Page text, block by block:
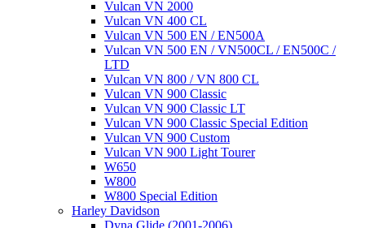
Vulcan VN 2000
Vulcan VN 400 CL
Vulcan VN 500 EN / EN500A
Vulcan VN 500 EN / VN500CL / EN500C /
LTD
Vulcan VN 800 / VN 800 CL
Vulcan VN 900 Classic
Vulcan VN 900 Classic LT
Vulcan VN 900 Classic Special Edition
Vulcan VN 900 Custom
Vulcan VN 900 Light Tourer
W650
W800
W800 Special Edition
Harley Davidson
Dyna Glide (2001-2006)